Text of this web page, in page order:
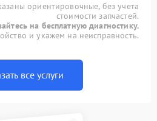
ориентировочные, без учета
стоимости запчастей.
на бесплатную диагностику.
и укажем на неисправность.
все услуги